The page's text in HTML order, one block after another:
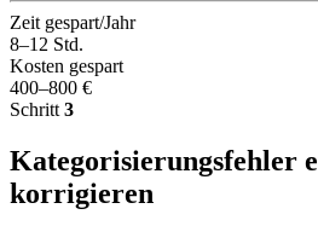
Zeit gespart/Jahr
8–12 Std.
Kosten gespart
400–800 €
Schritt 3
Kategorisierungsfehler
korrigieren